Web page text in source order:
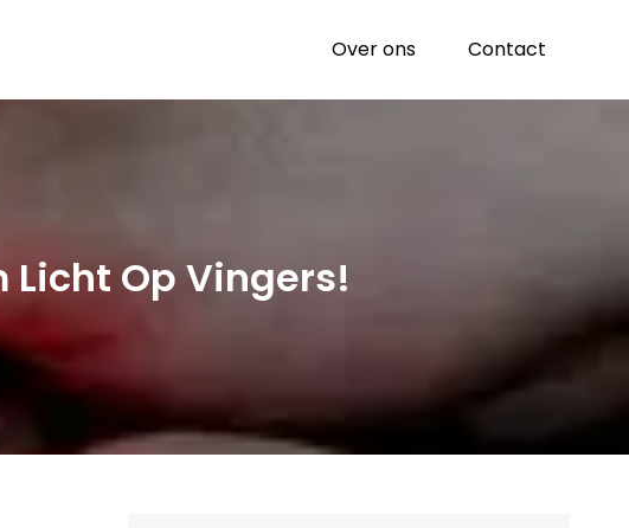
Over ons Contact
Op Vingers!